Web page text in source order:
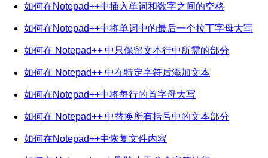
如何在Notepad++中插入单词和数字之间的空格
如何在Notepad++中将单词中的最后一个拉丁字母大写
如何在 Notepad++ 中只保留文本行中所需的部分
如何在 Notepad++ 中在特定字符后添加文本
如何在Notepad++中将每行的首字母大写
如何在 Notepad++ 中替换所有括号中的文本部分
如何在Notepad++中恢复文件内容